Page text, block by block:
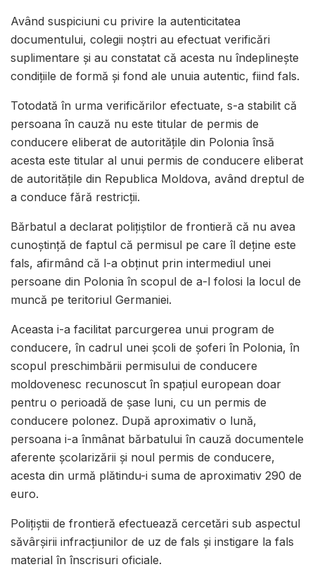
Având suspiciuni cu privire la autenticitatea
documentului, colegii noştri au efectuat verificări
suplimentare şi au constatat că acesta nu îndeplineşte
condiţiile de formă şi fond ale unuia autentic, fiind fals.
Totodată în urma verificărilor efectuate, s-a stabilit că
persoana în cauză nu este titular de permis de
conducere eliberat de autorităţile din Polonia însă
acesta este titular al unui permis de conducere eliberat
de autorităţile din Republica Moldova, având dreptul de
a conduce fără restricţii.
Bărbatul a declarat polițiștilor de frontieră că nu avea
cunoştinţă de faptul că permisul pe care îl deţine este
fals, afirmând că l-a obţinut prin intermediul unei
persoane din Polonia în scopul de a-l folosi la locul de
muncă pe teritoriul Germaniei.
Aceasta i-a facilitat parcurgerea unui program de
conducere, în cadrul unei şcoli de şoferi în Polonia, în
scopul preschimbării permisului de conducere
moldovenesc recunoscut în spaţiul european doar
pentru o perioadă de şase luni, cu un permis de
conducere polonez. După aproximativ o lună,
persoana i-a înmânat bărbatului în cauză documentele
aferente şcolarizării şi noul permis de conducere,
acesta din urmă plătindu-i suma de aproximativ 290 de
euro.
Poliţiştii de frontieră efectuează cercetări sub aspectul
săvârşirii infracţiunilor de uz de fals şi instigare la fals
material în înscrisuri oficiale.